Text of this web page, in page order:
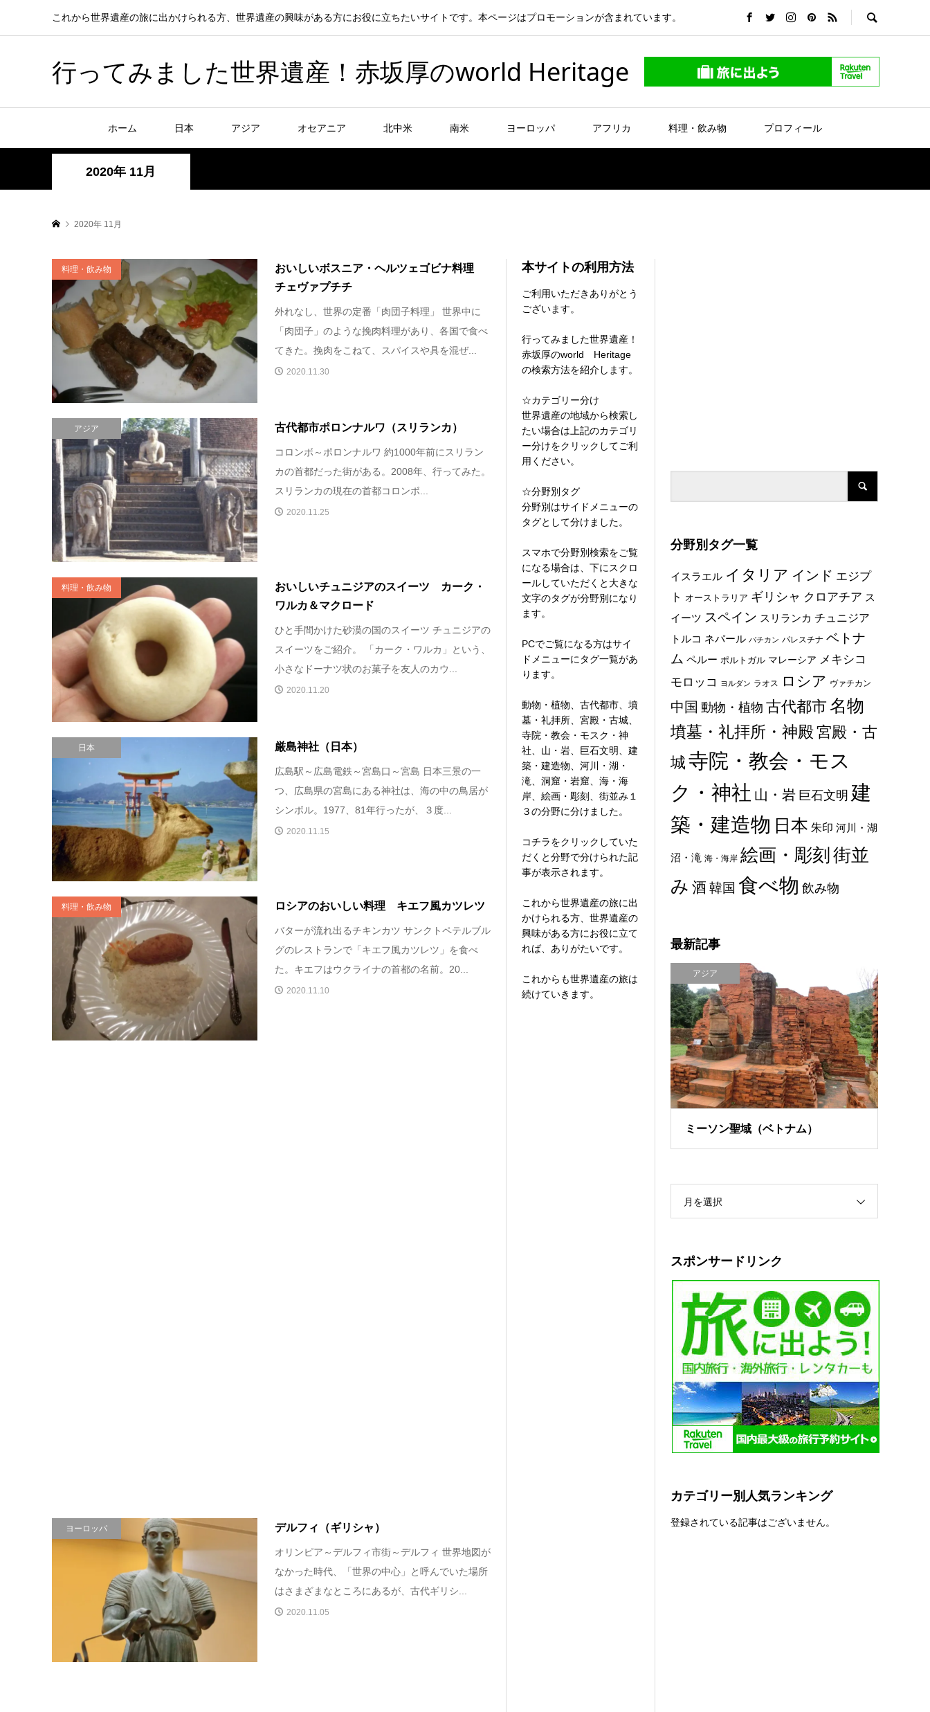
これから世界遺産の旅に出かけられる方、世界遺産の興味がある方にお役に立ちたいサイトです。本ページはプロモーションが含まれています。
行ってみました世界遺産！赤坂厚のworld Heritage
ホーム 日本 アジア オセアニア 北中米 南米 ヨーロッパ アフリカ 料理・飲み物 プロフィール
2020年 11月
2020年 11月
料理・飲み物
おいしいボスニア・ヘルツェゴビナ料理
チェヴァプチチ
外れなし、世界の定番「肉団子料理」 世界中に
「肉団子」のような挽肉料理があり、各国で食べ
てきた。挽肉をこねて、スパイスや具を混ぜ...
2020.11.30
アジア 古代都市ポロンナルワ（スリランカ）
コロンボ～ポロンナルワ 約1000年前にスリラン
カの首都だった街がある。2008年、行ってみた。
スリランカの現在の首都コロンボ...
2020.11.25
料理・飲み物
おいしいチュニジアのスイーツ カーク・
ワルカ＆マクロード
ひと手間かけた砂漠の国のスイーツ チュニジアの
スイーツをご紹介。 「カーク・ワルカ」という、
小さなドーナツ状のお菓子を友人のカウ...
2020.11.20
日本 厳島神社（日本）
広島駅～広島電鉄～宮島口～宮島 日本三景の一
つ、広島県の宮島にある神社は、海の中の鳥居が
シンボル。1977、81年行ったが、３度...
2020.11.15
料理・飲み物 ロシアのおいしい料理 キエフ風カツレツ
バターが流れ出るチキンカツ サンクトペテルブル
グのレストランで「キエフ風カツレツ」を食べ
た。キエフはウクライナの首都の名前。20...
2020.11.10
ヨーロッパ デルフィ（ギリシャ）
オリンピア～デルフィ市街～デルフィ 世界地図が
なかった時代、「世界の中心」と呼んでいた場所
はさまざまなところにあるが、古代ギリシ...
2020.11.05
本サイトの利用方法
ご利用いただきありがとう
ございます。
行ってみました世界遺産！
赤坂厚のworld Heritage
の検索方法を紹介します。
☆カテゴリー分け
世界遺産の地域から検索し
たい場合は上記のカテゴリ
ー分けをクリックしてご利
用ください。
☆分野別タグ
分野別はサイドメニューの
タグとして分けました。
スマホで分野別検索をご覧
になる場合は、下にスクロ
ールしていただくと大きな
文字のタグが分野別になり
ます。
PCでご覧になる方はサイ
ドメニューにタグ一覧があ
ります。
動物・植物、古代都市、墳
墓・礼拝所、宮殿・古城、
寺院・教会・モスク・神
社、山・岩、巨石文明、建
築・建造物、河川・湖・
滝、洞窟・岩窟、海・海
岸、絵画・彫刻、街並み１
３の分野に分けました。
コチラをクリックしていた
だくと分野で分けられた記
事が表示されます。
これから世界遺産の旅に出
かけられる方、世界遺産の
興味がある方にお役に立て
れば、ありがたいです。
これからも世界遺産の旅は
続けていきます。
分野別タグ一覧
イスラエル イタリア インド エジプ
ト オーストラリア ギリシャ クロアチア ス
イーツ スペイン スリランカ チュニジア
トルコ ネパール バチカン パレスチナ ベトナ
ム ペルー ポルトガル マレーシア メキシコ
モロッコ
ヨルダン ラオス ロシア ヴァチカン
中国 動物・植物 古代都市 名物
墳墓・礼拝所・神殿宮殿・古
城 寺院・教会・モス
ク・神社 山・岩 巨石文明 建
築・建造物 日本 朱印 河川・湖
沼・滝 海・海岸 絵画・彫刻 街並
み 酒 韓国 食べ物 飲み物
最新記事
アジア
ミーソン聖域（ベトナム）
月を選択
スポンサードリンク
カテゴリー別人気ランキング
登録されている記事はございません。